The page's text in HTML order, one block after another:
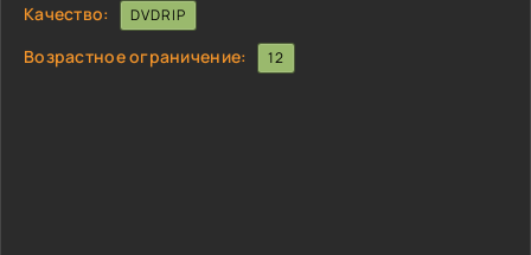
Качество:
DVDRIP
Возрастное ограничение: 12